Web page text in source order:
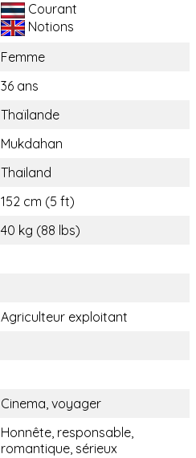
Courant
Notions
Femme
36 ans
Thaïlande
Mukdahan
Thailand
152 cm (5 ft)
40 kg (88 lbs)
Agriculteur exploitant
Cinema, voyager
Honnête, responsable,
romantique, sérieux